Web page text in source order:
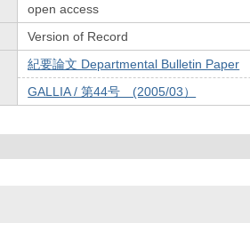
open access
Version of Record
紀要論文 Departmental Bulletin Paper
GALLIA / 第44号 (2005/03）